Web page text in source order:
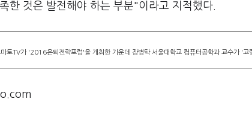
한 것은 발전해야 하는 부분"이라고 지적했다.
토TV가 '2016은퇴전략포럼'을 개최한 가운데 장병탁 서울대학교 컴퓨터공학과 교수가 '고